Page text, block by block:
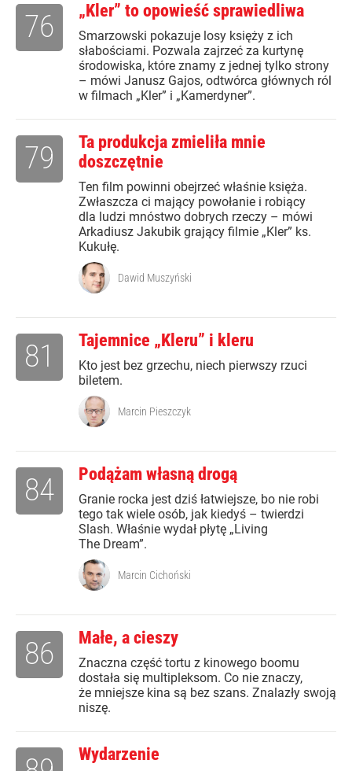
„Kler” to opowieść sprawiedliwa
Smarzowski pokazuje losy księży z ich
słabościami. Pozwala zajrzeć za kurtynę
środowiska, które znamy z jednej tylko strony
– mówi Janusz Gajos, odtwórca głównych ról
w filmach „Kler” i „Kamerdyner”.
76
Ta produkcja zmieliła mnie
doszczętnie
Ten film powinni obejrzeć właśnie księża.
Zwłaszcza ci mający powołanie i robiący
dla ludzi mnóstwo dobrych rzeczy – mówi
Arkadiusz Jakubik grający filmie „Kler” ks.
Kukułę.
79
Dawid Muszyński
Tajemnice „Kleru” i kleru
Kto jest bez grzechu, niech pierwszy rzuci
biletem.
81
Marcin Pieszczyk
Podążam własną drogą
Granie rocka jest dziś łatwiejsze, bo nie robi
tego tak wiele osób, jak kiedyś – twierdzi
Slash. Właśnie wydał płytę „Living
The Dream”.
84
Marcin Cichoński
Małe, a cieszy
Znaczna część tortu z kinowego boomu
dostała się multipleksom. Co nie znaczy,
że mniejsze kina są bez szans. Znalazły swoją
niszę.
86
Wydarzenie